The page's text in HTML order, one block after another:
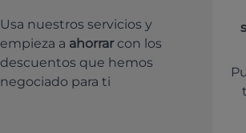
Usa nuestros servicios y
empieza a ahorrar con los
descuentos que hemos
negociado para ti